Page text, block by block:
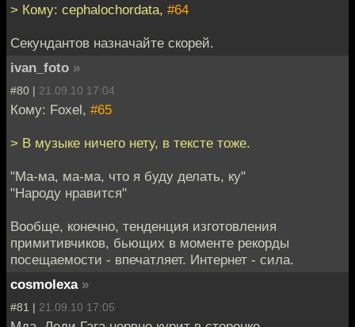
> Кому: cephalochordata, #64
Секундантов назначайте скорей.
ivan_foto »
#80 | 21.09.10 17:04
Кому: Foxel, #65
> В музыке ничего нету, в тексте тоже.
"Ма-ма, ма-ма, что я буду делать, ку"
"Народу нравится"
Вообще, конечно, тенденция изготовления
примитивчиков, бьющих в моменте рекорды
посещаемости - впечатляет. Интернет - сила.
cosmolexa »
#81 | 21.09.10 17:05